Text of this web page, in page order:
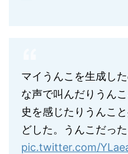
マイうんこを生成し
な声で叫んだりうん
史を感じたりうんこ
どした。うんこだった
pic.twitter.com/